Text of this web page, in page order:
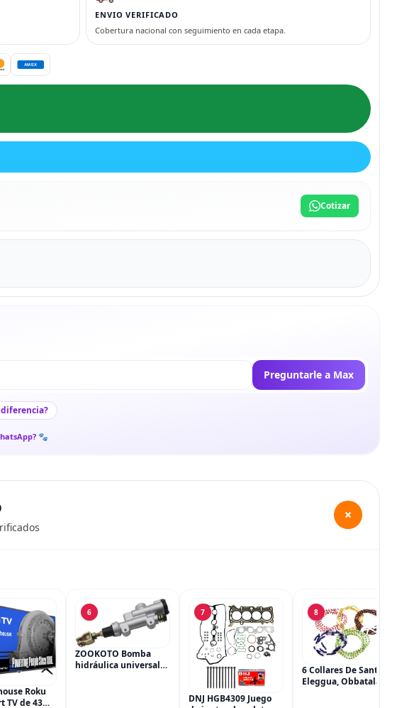
ENVIO VERIFICADO
Cobertura nacional con seguimiento en cada etapa.
Cotizar
Preguntarle a Max
diferencia?
🐾
+
Roku
TV de 43
6
ZOOKOTO Bomba
hidráulica universal
7
DNJ HGB4309 Juego
8
6 Collares De Santeria,
Eleggua, Obbatala,